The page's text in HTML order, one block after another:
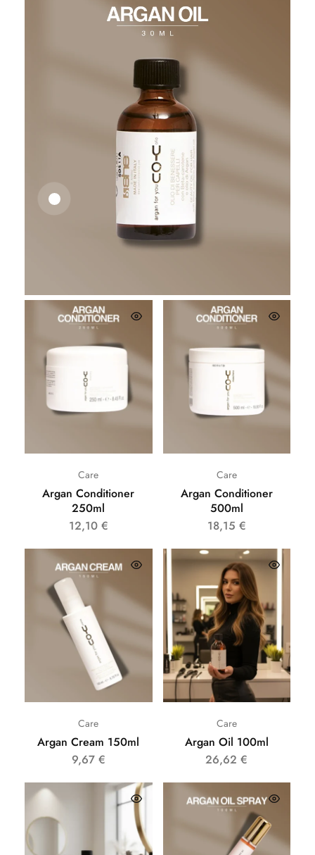
Care
Argan Conditioner
250ml
12,10 €
Care
Argan Conditioner
500ml
18,15 €
Care
Argan Cream 150ml
9,67 €
Care
Argan Oil 100ml
26,62€